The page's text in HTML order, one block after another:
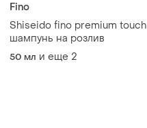
Fino
Shiseido fino premium touch
шампунь на розлив
50 мл и еще 2